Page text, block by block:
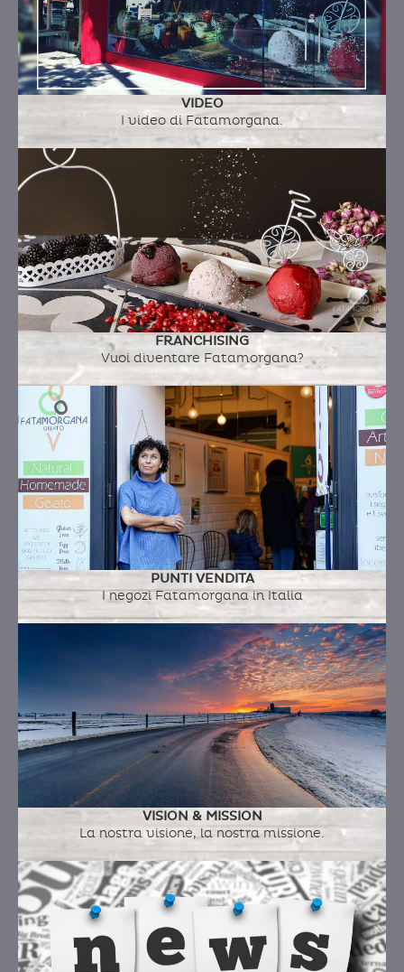
ARACHIDE CON IL SUO BURRO
Per conferire un sapore leggermente
salato, usiamo arachidi salate e tostate,
rispettando a pieno la loro forte
personalita', in quanto le arachidi hanno
un sapore che ha vita propria.
Ingredienti:
latte fresco intero a.q., zucchero,
arachidi salate, panna fresca, burro di arachidi
(arachidi salate, olio di arachidi, zucchero a
velo)
CIOCCOLATO MADAGASCAR USA
Ingredienti:latte fresco intero a.q., zucchero,
cacao inpolvere 22/24, pate extra cioccolato,
salsa di lamponi (lamponi, zucchero)
COCCO
Ingredienti: acqua, zucchero, cocco fresco
CREMA MAZUREK ALLA ROSA
Ingredienti:latte fresco intero a.q.,
mascarpone, tuorlo d'uovo, yogurt, acqua di
rose, boccioli di rosa
Ingredienti:zapote nero, zucchero, arancia,
limone, cannella ceylon
VIDEO
I video di Fatamorgana.
FRANCHISING
Vuoi diventare Fatamorgana?
PUNTI VENDITA
I negozi Fatamorgana in Italia
VISION & MISSION
La nostra visione, la nostra missione.